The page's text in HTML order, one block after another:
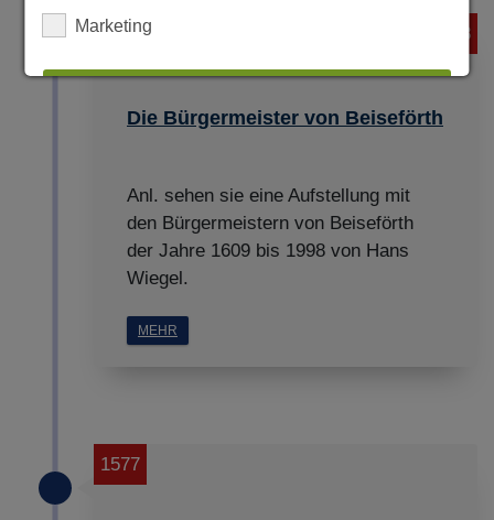
Die Bürgermeister von Beiseförth
1609 bis 1998
Anl. sehen sie eine Aufstellung mit
den Bürgermeistern von Beiseförth
der Jahre 1609 bis 1998 von Hans
Wiegel.
MEHR
1577
Marketing
SPEICHERN